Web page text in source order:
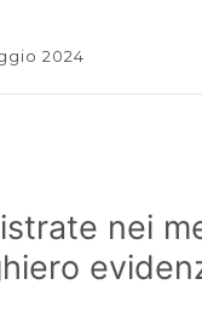
2024
nei